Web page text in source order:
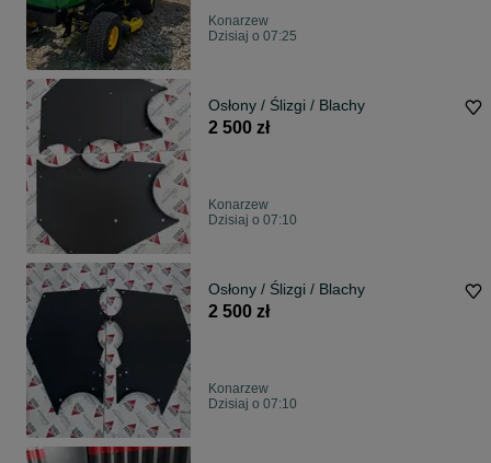
Konarzew
Dzisiaj o 07:25
Osłony / Ślizgi / Blachy
2 500 zł
Konarzew
Dzisiaj o 07:10
Osłony / Ślizgi / Blachy
2 500 zł
Konarzew
Dzisiaj o 07:10